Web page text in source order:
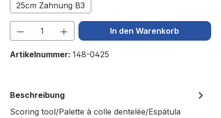
25cm Zahnung B3
Produkt Anzahl: Gib denIn den Warenkorb
Artikelnummer: 148-0425
Beschreibung
Scoring tool/Palette à colle dentelée/Espátula